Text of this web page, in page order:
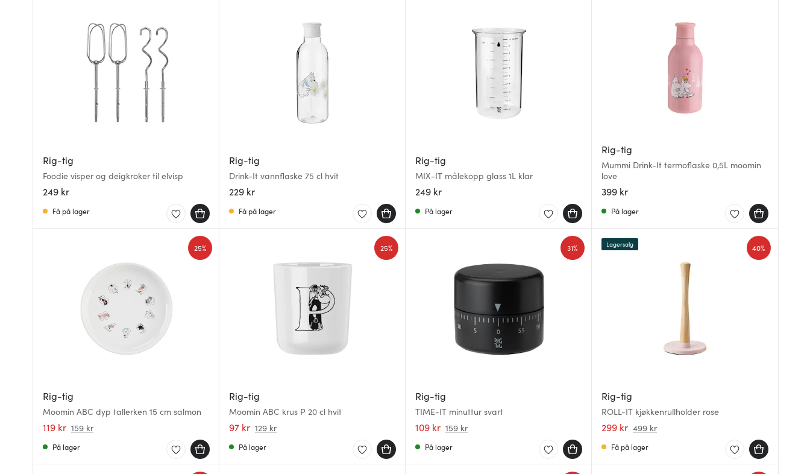
Rig-tig
Foodie visper og deigkroker til elvisp
249 kr
Få på lager
Rig-tig
Drink-It vannflaske 75 cl hvit
229 kr
Få på lager
Rig-tig
MIX-IT målekopp glass 1L klar
249 kr
På lager
Rig-tig
Mummi Drink-It termoflaske 0,5L moomin
love
399 kr
På lager
Rig-tig
Moomin ABC dyp tallerken 15 cm salmon
119 kr 159 kr
25%
På lager
Rig-tig
Moomin ABC krus P 20 cl hvit
97 kr 129 kr
25%
På lager
Rig-tig
TIME-IT minuttur svart
109 kr 159 kr
31%
På lager
Rig-tig
ROLL-IT kjøkkenrullholder rose
299 kr 499 kr
40%
Lagersalg
Få på lager